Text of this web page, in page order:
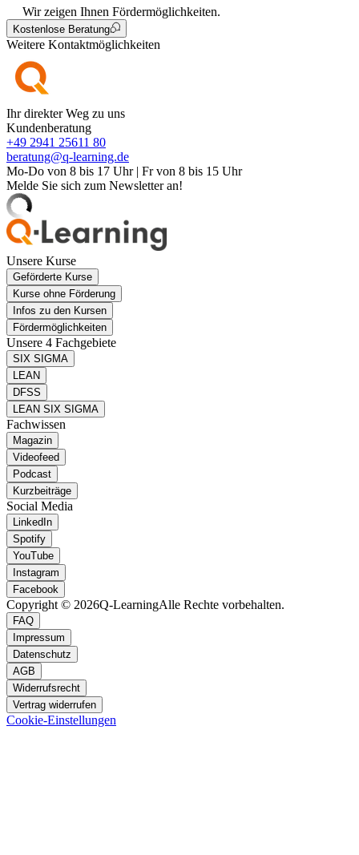
Wir zeigen Ihnen Fördermöglichkeiten.
Kostenlose Beratung
Weitere Kontaktmöglichkeiten
Ihr direkter Weg zu uns
Kundenberatung
+49 2941 25611 80
beratung@q-learning.de
Mo-Do von 8 bis 17 Uhr | Fr von 8 bis 15 Uhr
Melde Sie sich zum Newsletter an!
Unsere Kurse
Geförderte Kurse
Kurse ohne Förderung
Infos zu den Kursen
Fördermöglichkeiten
Unsere 4 Fachgebiete
SIX SIGMA
LEAN
DFSS
LEAN SIX SIGMA
Fachwissen
Magazin
Videofeed
Podcast
Kurzbeiträge
Social Media
LinkedIn
Spotify
YouTube
Instagram
Facebook
Copyright © 2026Q-LearningAlle Rechte vorbehalten.
FAQ
Impressum
Datenschutz
AGB
Widerrufsrecht
Vertrag widerrufen
Cookie-Einstellungen